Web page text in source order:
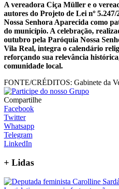
A vereadora Ciça Müller e o
autores do Projeto de Lei nº
Nossa Senhora Aparecida como
do município. A celebração,
outubro pela Paróquia Nossa
Vila Real, integra o calendário
reforçando sua relevância
comunidade local.
FONTE/CRÉDITOS: Gabinete da
Compartilhe
Facebook
Twitter
Whatsapp
Telegram
LinkedIn
+ Lidas